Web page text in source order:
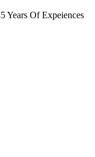
Years Of Expeiences